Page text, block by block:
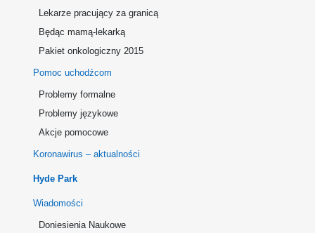
Lekarze pracujący za granicą
Będąc mamą-lekarką
Pakiet onkologiczny 2015
Pomoc uchodźcom
Problemy formalne
Problemy językowe
Akcje pomocowe
Koronawirus – aktualności
Hyde Park
Wiadomości
Doniesienia Naukowe